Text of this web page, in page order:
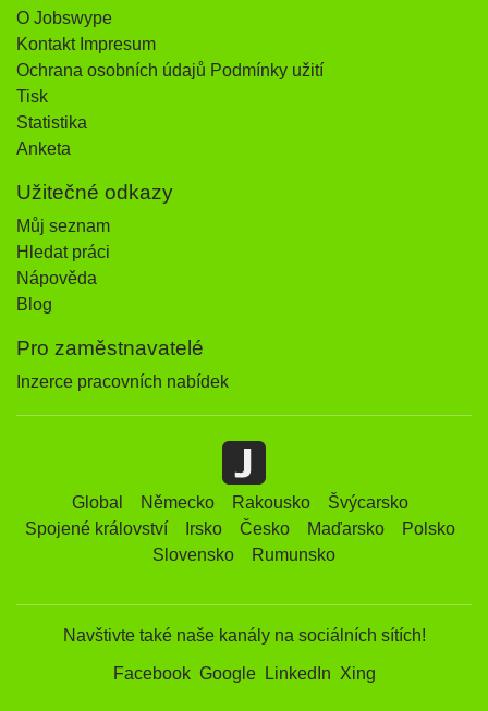
O Jobswype
Kontakt Impresum
Ochrana osobních údajů Podmínky užití
Tisk
Statistika
Anketa
Užitečné odkazy
Můj seznam
Hledat práci
Nápověda
Blog
Pro zaměstnavatelé
Inzerce pracovních nabídek
Global Německo Rakousko
Švýcarsko
Spojené království
Irsko Česko Maďarsko
Polsko
Slovensko
Rumunsko
Navštivte také naše kanály na sociálních sítích!
Facebook Google LinkedIn Xing